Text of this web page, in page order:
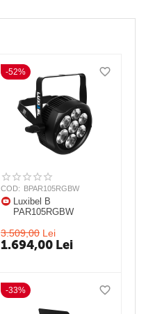
-52%
COD: BPAR105RGBW
Luxibel B
PAR105RGBW
3.509,00 Lei
1.694,00 Lei
-33%